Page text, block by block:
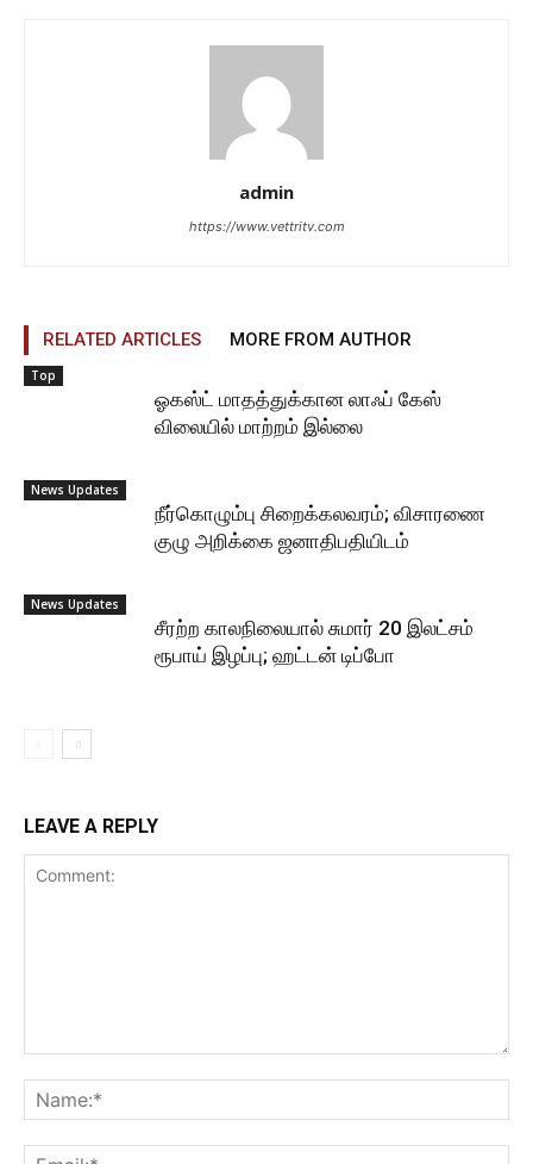
admin
https://www.vettritv.com
RELATED ARTICLES MORE FROM AUTHOR
Top
ஓகஸ்ட் மாதத்துக்கான லாஃப் கேஸ்
விலையில் மாற்றம் இல்லை
News Updates
நீர்கொழும்பு சிறைக்கலவரம்; விசாரணை
குழு அறிக்கை ஜனாதிபதியிடம்
News Updates
சீரற்ற காலநிலையால் சுமார் 20 இலட்சம்
ரூபாய் இழப்பு; ஹட்டன் டிப்போ
LEAVE A REPLY